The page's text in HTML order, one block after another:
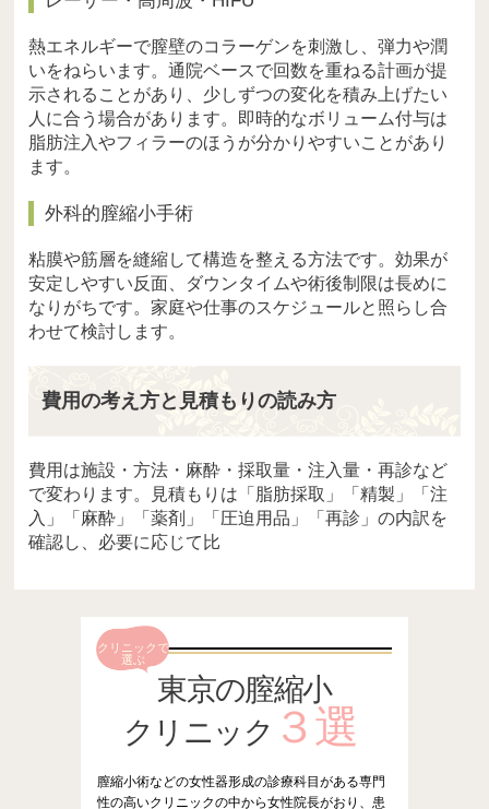
熱エネルギーで膣壁のコラーゲンを刺激し、弾力や潤
いをねらいます。通院ベースで回数を重ねる計画が提
示されることがあり、少しずつの変化を積み上げたい
人に合う場合があります。即時的なボリューム付与は
脂肪注入やフィラーのほうが分かりやすいことがあり
ます。
外科的膣縮小手術
粘膜や筋層を縫縮して構造を整える方法です。効果が
安定しやすい反面、ダウンタイムや術後制限は長めに
なりがちです。家庭や仕事のスケジュールと照らし合
わせて検討します。
費用の考え方と見積もりの読み方
費用は施設・方法・麻酔・採取量・注入量・再診など
で変わります。見積もりは「脂肪採取」「精製」「注
入」「麻酔」「薬剤」「圧迫用品」「再診」の内訳を
確認し、必要に応じて比
クリニックで
選ぶ
東京の膣縮小
クリニック ３選
膣縮小術などの女性器形成の診療科目がある専門
性の高いクリニックの中から女性院長がおり、患